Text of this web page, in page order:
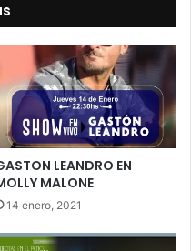
LEANDRO EN
MALONE
14 enero, 2021